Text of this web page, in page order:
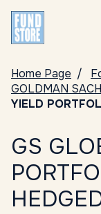
Home Page
GOLDMAN
YIELD
GS